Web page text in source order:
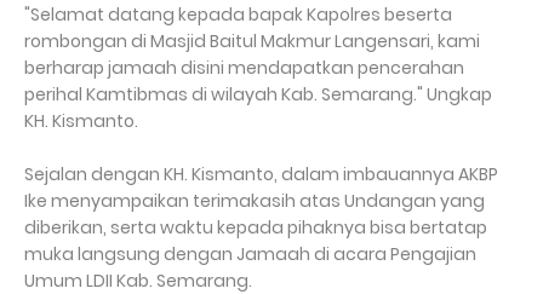
"Selamat datang kepada bapak Kapolres beserta
rombongan di Masjid Baitul Makmur Langensari, kami
berharap jamaah disini mendapatkan pencerahan
perihal Kamtibmas di wilayah Kab. Semarang." Ungkap
KH. Kismanto.
Sejalan dengan KH. Kismanto, dalam imbauannya AKBP
Ike menyampaikan terimakasih atas Undangan yang
diberikan, serta waktu kepada pihaknya bisa bertatap
muka langsung dengan Jamaah di acara Pengajian
Umum LDII Kab. Semarang.